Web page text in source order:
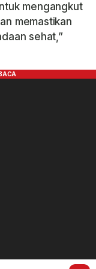
mengangkut
memastikan
sehat,”